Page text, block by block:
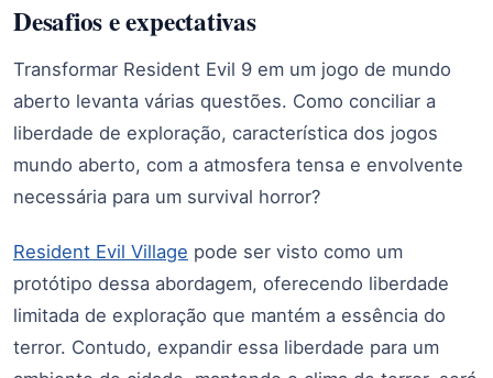
Desafios e expectativas
Transformar Resident Evil 9 em um jogo de mundo
aberto levanta várias questões. Como conciliar a
liberdade de exploração, característica dos jogos
mundo aberto, com a atmosfera tensa e envolvente
necessária para um survival horror?
Resident Evil Village pode ser visto como um
protótipo dessa abordagem, oferecendo liberdade
limitada de exploração que mantém a essência do
terror. Contudo, expandir essa liberdade para um